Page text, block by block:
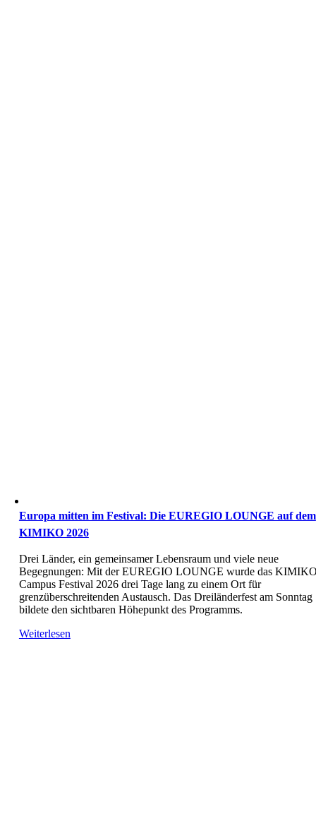
Europa mitten im Festival: Die EUREGIO LOUNGE auf dem
KIMIKO 2026
Drei Länder, ein gemeinsamer Lebensraum und viele neue
Begegnungen: Mit der EUREGIO LOUNGE wurde das
Campus Festival 2026 drei Tage lang zu einem Ort für
grenzüberschreitenden Austausch. Das Dreiländerfest am Sonntag
bildete den sichtbaren Höhepunkt des Programms.
Weiterlesen